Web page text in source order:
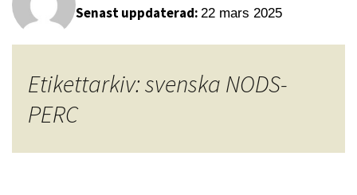
Senast uppdaterad: 22 mars 2025
Etikettarkiv: svenska NODS-
PERC